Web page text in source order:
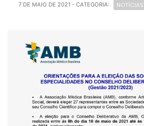
7 DE MAIO DE 2021 - CATEGORIA: NOTÍCIAS